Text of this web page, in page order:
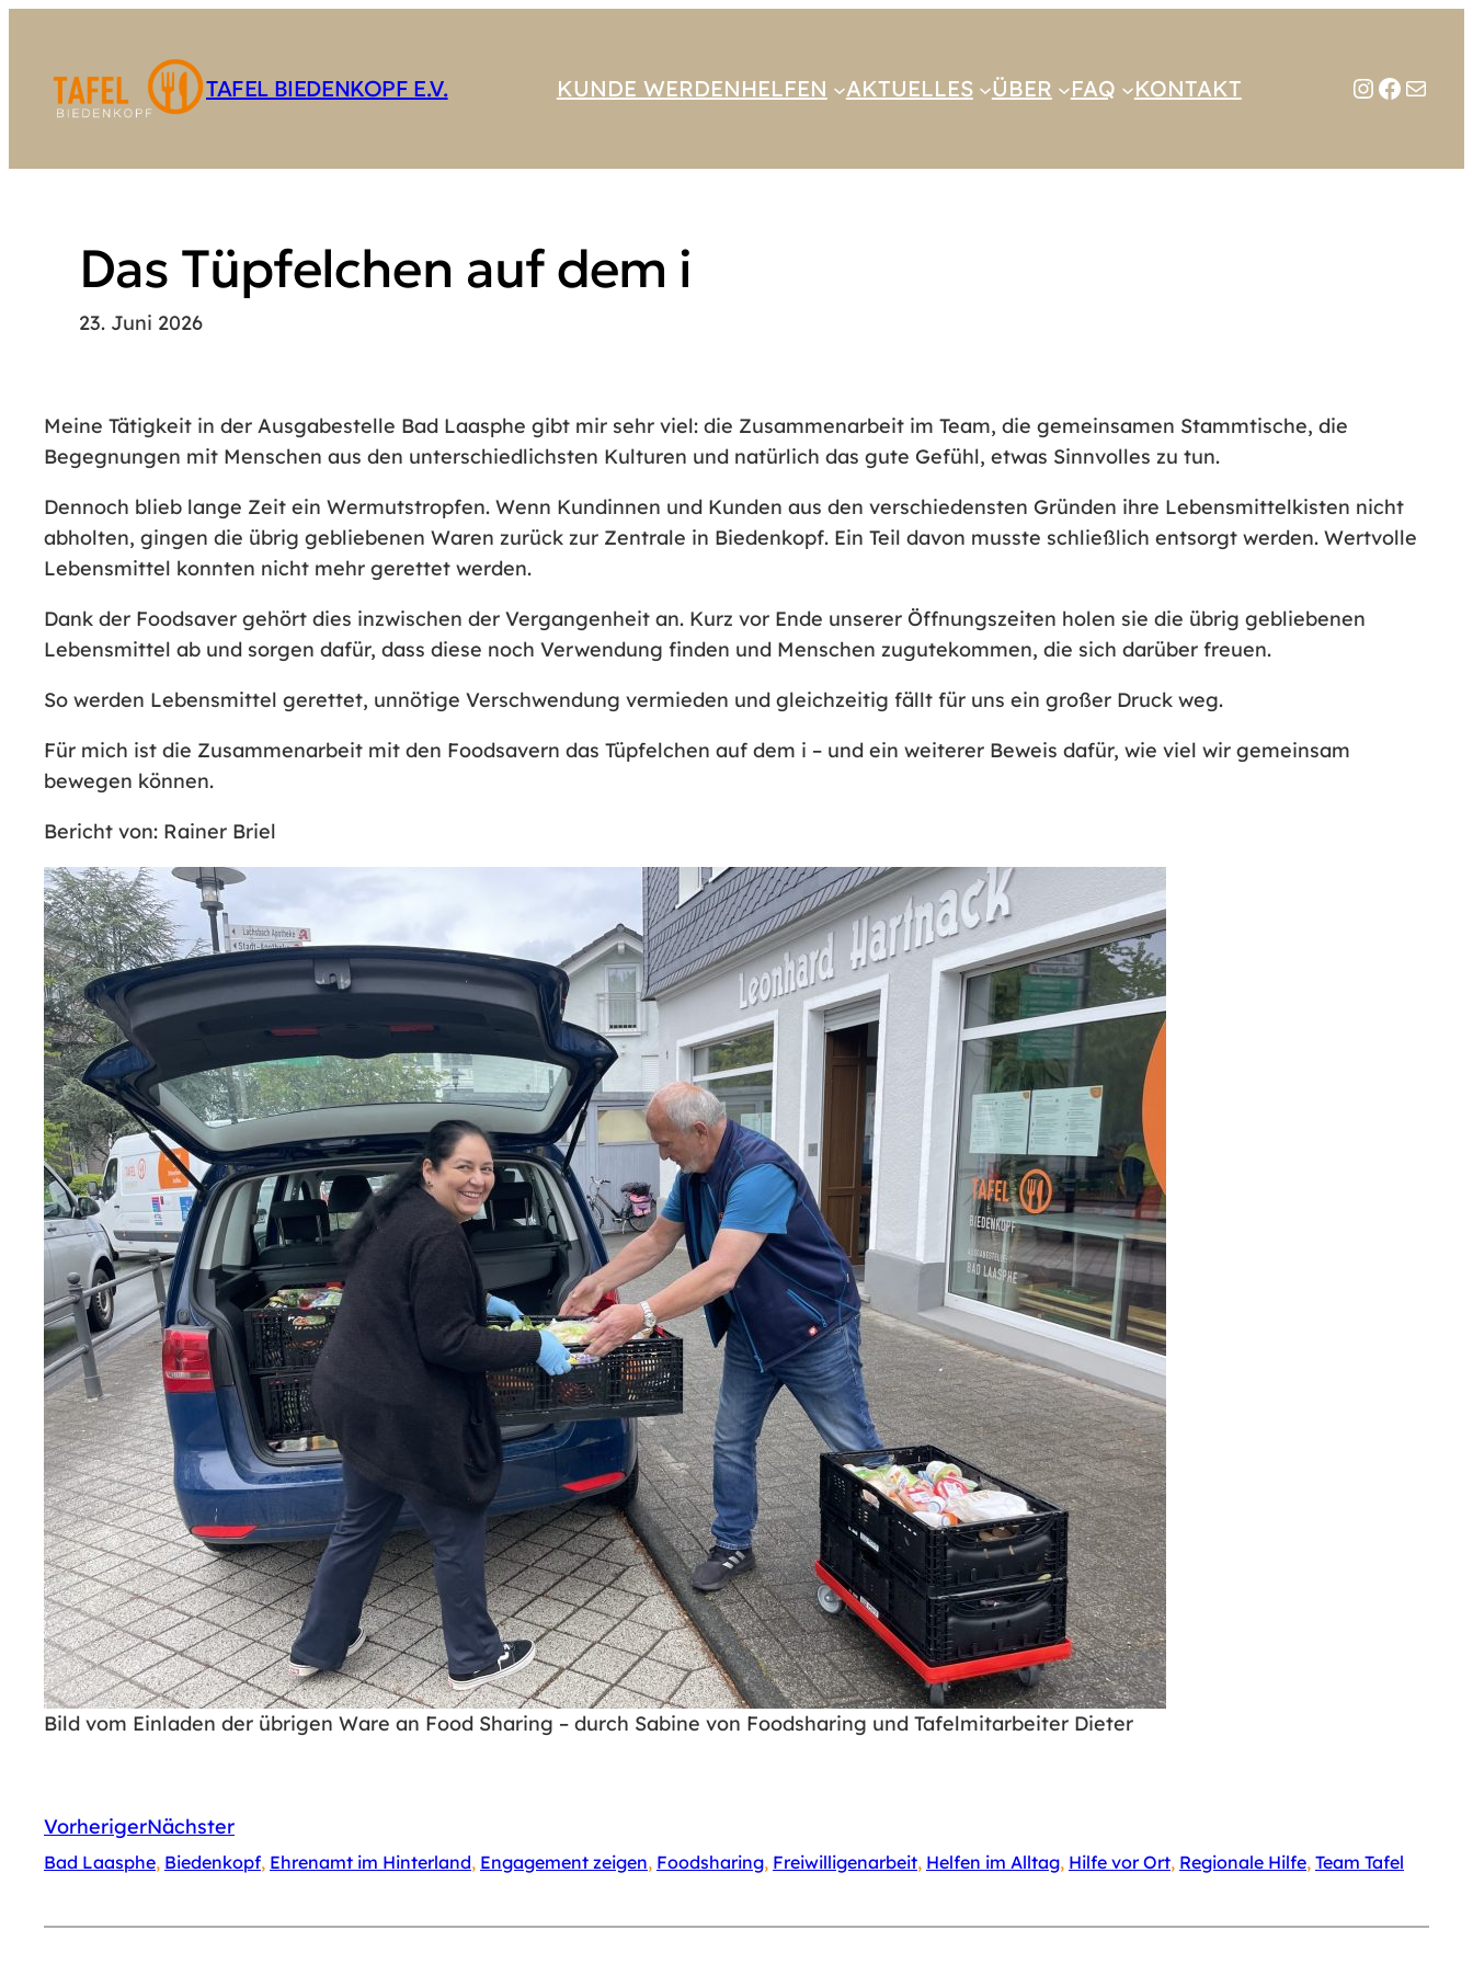
springen
TAFEL BIEDENKOPF E.V. KUNDE WERDENHELFEN AKTUELLES ÜBER FAQ KONTAKT E-Mail
Das Tüpfelchen auf dem i
23. Juni 2026
Meine Tätigkeit in der Ausgabestelle Bad Laasphe gibt mir sehr viel: die Zusammenarbeit im Team, die gemeinsamen Stammtische, die
Begegnungen mit Menschen aus den unterschiedlichsten Kulturen und natürlich das gute Gefühl, etwas Sinnvolles zu tun.
Dennoch blieb lange Zeit ein Wermutstropfen. Wenn Kundinnen und Kunden aus den verschiedensten Gründen ihre Lebensmittelkisten nicht
abholten, gingen die übrig gebliebenen Waren zurück zur Zentrale in Biedenkopf. Ein Teil davon musste schließlich entsorgt werden. Wertvolle
Lebensmittel konnten nicht mehr gerettet werden.
Dank der Foodsaver gehört dies inzwischen der Vergangenheit an. Kurz vor Ende unserer Öffnungszeiten holen sie die übrig gebliebenen
Lebensmittel ab und sorgen dafür, dass diese noch Verwendung finden und Menschen zugutekommen, die sich darüber freuen.
So werden Lebensmittel gerettet, unnötige Verschwendung vermieden und gleichzeitig fällt für uns ein großer Druck weg.
Für mich ist die Zusammenarbeit mit den Foodsavern das Tüpfelchen auf dem i – und ein weiterer Beweis dafür, wie viel wir gemeinsam
bewegen können.
Bericht von: Rainer Briel
Bild vom Einladen der übrigen Ware an Food Sharing – durch Sabine von Foodsharing und Tafelmitarbeiter Dieter
VorherigerNächster
Bad Laasphe, Biedenkopf, Ehrenamt im Hinterland, Engagement zeigen, Foodsharing, Freiwilligenarbeit, Helfen im Alltag, Hilfe vor Ort, Regionale Hilfe, Team Tafel